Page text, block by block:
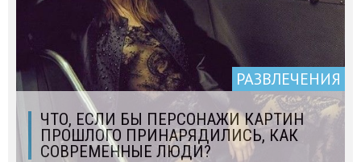
РАЗВЛЕЧЕНИЯ
ЧТО, ЕСЛИ БЫ ПЕРСОНАЖИ КАРТИН
ПРОШЛОГО ПРИНАРЯДИЛИСЬ, КАК
СОВРЕМЕННЫЕ ЛЮДИ?